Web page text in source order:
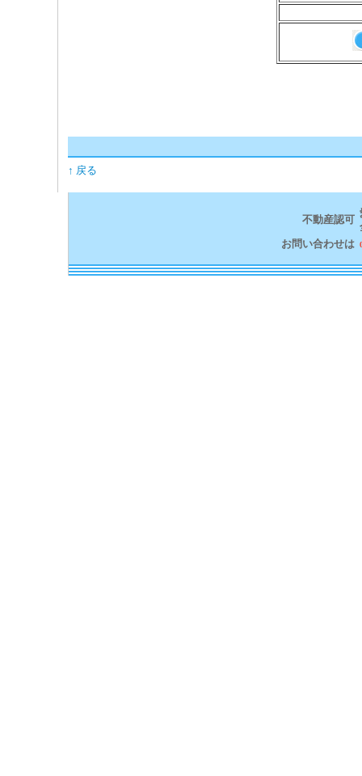
↑ 戻る
不動産認可
お問い合わせは